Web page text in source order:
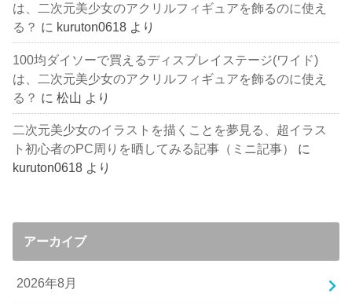
は、二次元美少女のアクリルフィギュアを飾るのに使え
る？ に kuruton0618 より
100均ダイソーで買えるディスプレイステージ(ワイド)
は、二次元美少女のアクリルフィギュアを飾るのに使え
る？ に松山 より
二次元美少女のイラストを描くことを夢見る、超イラス
ト初心者のPC周りを晒してみる記事（ミニ記事）
に
kuruton0618 より
アーカイブ
2026年8月